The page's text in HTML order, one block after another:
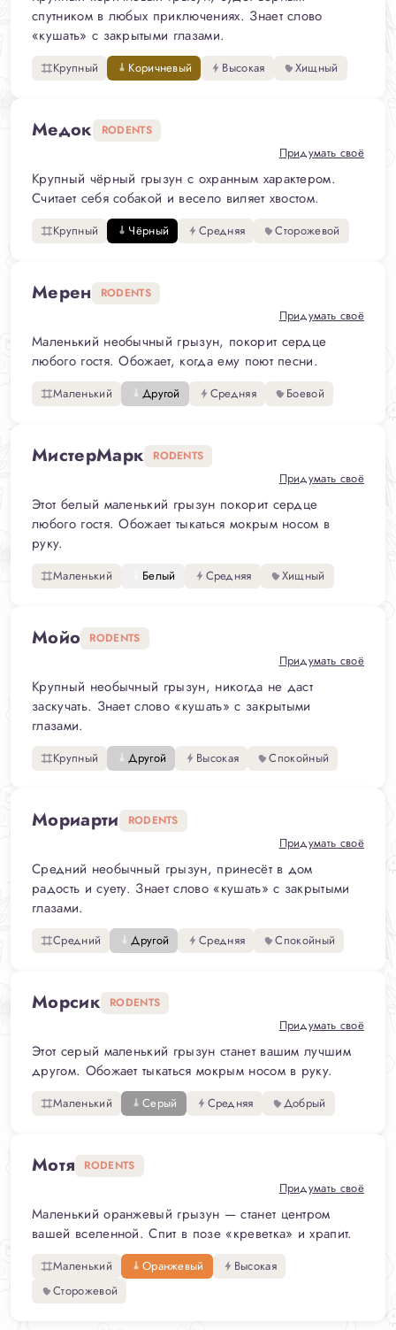
спутником в любых приключениях. Знает слово
«кушать» с закрытыми глазами.
Крупный Коричневый Высокая Хищный
Медок RODENTS
Придумать своё
Крупный чёрный грызун с охранным характером.
Считает себя собакой и весело виляет хвостом.
Крупный Чёрный Средняя Сторожевой
Мерен RODENTS
Придумать своё
Маленький необычный грызун, покорит сердце
любого гостя. Обожает, когда ему поют песни.
Маленький Другой Средняя Боевой
МистерМарк RODENTS
Придумать своё
Этот белый маленький грызун покорит сердце
любого гостя. Обожает тыкаться мокрым носом в
руку.
Маленький Белый Средняя Хищный
Мойо RODENTS
Придумать своё
Крупный необычный грызун, никогда не даст
заскучать. Знает слово «кушать» с закрытыми
глазами.
Крупный Другой Высокая Спокойный
Мориарти RODENTS
Придумать своё
Средний необычный грызун, принесёт в дом
радость и суету. Знает слово «кушать» с закрытыми
глазами.
Средний Другой Средняя Спокойный
Морсик RODENTS
Придумать своё
Этот серый маленький грызун станет вашим лучшим
другом. Обожает тыкаться мокрым носом в руку.
Маленький Серый Средняя Добрый
Мотя RODENTS
Придумать своё
Маленький оранжевый грызун — станет центром
вашей вселенной. Спит в позе «креветка» и храпит.
Маленький Оранжевый
Высокая
Сторожевой